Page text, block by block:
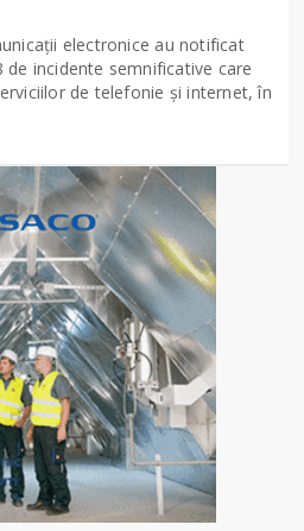
electronice au notificat
de incidente semnificative care
de telefonie și internet, în